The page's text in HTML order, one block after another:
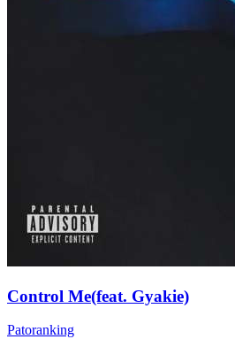
Control Me(feat. Gyakie)
Patoranking